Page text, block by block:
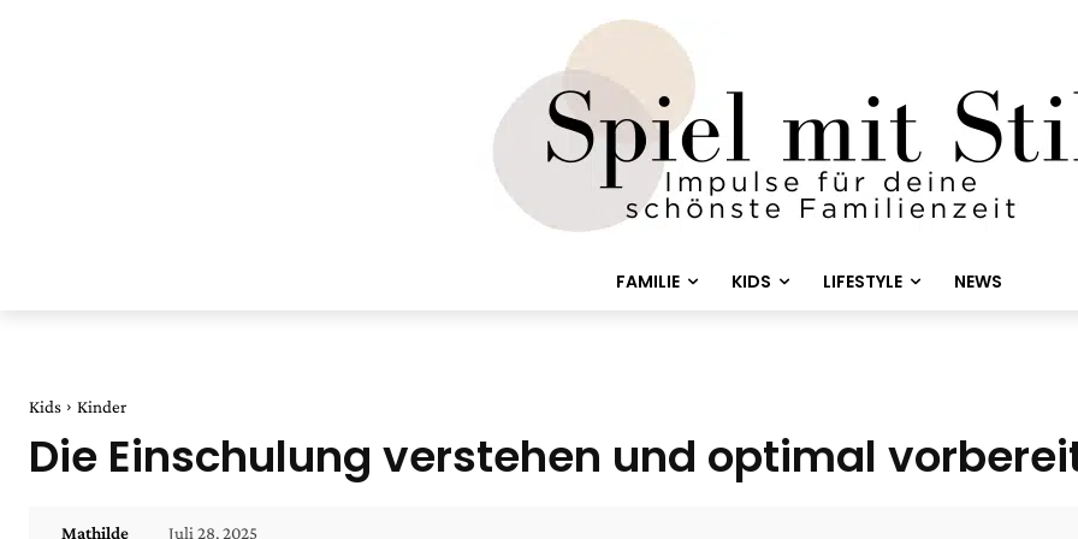
FAMILIE KIDS LIFESTYLE NEWS
Kids Kinder
Die Einschulung verstehen und optimal
Mathilde Juli 28, 2025